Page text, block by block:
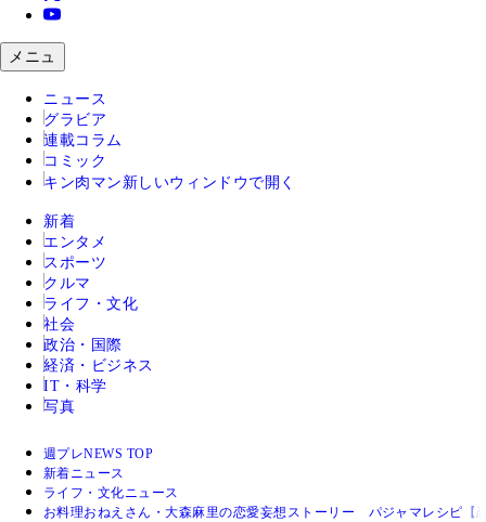
メニュ
ニュース
グラビア
連載コラム
コミック
キン肉マン 新しいウィンドウで開く
新着
エンタメ
スポーツ
クルマ
ライフ・文化
社会
政治・国際
経済・ビジネス
IT・科学
写真
週プレNEWS TOP
新着ニュース
ライフ・文化ニュース
お料理おねえさん・大森麻里の恋愛妄想ストーリー パジャマレシピ【